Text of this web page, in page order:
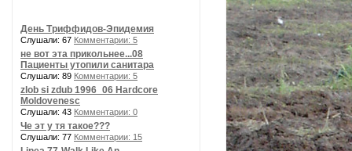
День Триффидов-Эпидемия
Слушали: 67 Комментарии: 5
не вот эта прикольнее...08
Пациенты утопили санитара
Слушали: 89 Комментарии: 5
zlob si zdub 1996_06 Hardcore
Moldovenesc
Слушали: 43 Комментарии: 0
Че эт у тя такое???
Слушали: 77 Комментарии: 15